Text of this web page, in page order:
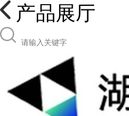
产品展厅